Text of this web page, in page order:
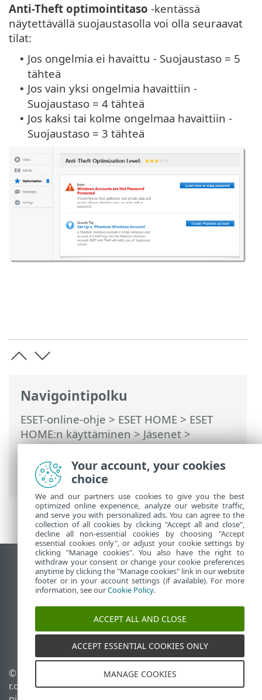
Navigointipolku
ESET-online-ohje > ESET HOME > ESET
HOME:n käyttäminen>Jäsenet>
Jäsenelle määritetyt ESET-ominaisuudet>
Anti-Theft >Anti-Theft ‑ratkaisun
suojaamat laitteet
> Optimointi
Anti-Theft optimointitaso -kentässä
näytettävällä suojaustasolla voi olla seuraavat
tilat:
• Jos ongelmia ei havaittu - Suojaustaso = 5
tähteä
• Jos vain yksi ongelmia havaittiin -
Suojaustaso = 4 tähteä
• Jos kaksi tai kolme ongelmaa havaittiin -
Suojaustaso = 3 tähteä
Näytä tietokonesivusto
End of Life
ESET-tietämyskanta
ESET-foorumi
ESET Status Portal
Alueellinen tuki
© 1992 - 2026 ESET, spol. s
r.o. – Kaikki oikeudet
Evästeiden hallinta
Evästekäytäntö
Your account, your cookies
choice
We and our partners use cookies to give you the best
optimized online experience, analyze our website traffic,
and serve you with personalized ads. You can agree to the
collection of all cookies by clicking "Accept all and close",
decline all non-essential cookies by choosing "Accept
essential cookies only", or adjust your cookie settings by
clicking "Manage cookies". You also have the right to
withdraw your consent or change your cookie preferences
anytime by clicking the "Manage cookies" link in our website
footer or in your account settings (if available). For more
information, see ourCookie Policy.
ACCEPT ALL AND CLOSE
ACCEPT ESSENTIAL COOKIES ONLY
MANAGE COOKIES